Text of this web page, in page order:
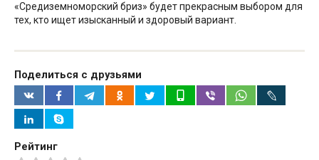
«Средиземноморский бриз» будет прекрасным выбором для
тех, кто ищет изысканный и здоровый вариант.
Поделиться с друзьями
Рейтинг